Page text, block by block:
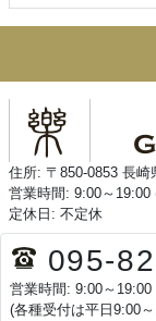
住所: 〒850-0853 長
営業時間: 9:00～19:00
定休日: 不定休
095-
営業時間: 9:00～19:00
(各種受付は平日9:00